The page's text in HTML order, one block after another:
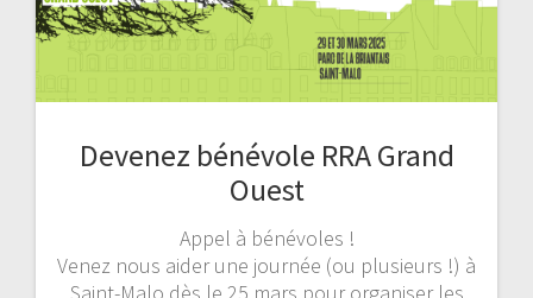
Devenez bénévole RRA Grand
Ouest
Appel à bénévoles !
Venez nous aider une journée (ou plusieurs !) à
Saint-Malo dès le 25 mars pour organiser les